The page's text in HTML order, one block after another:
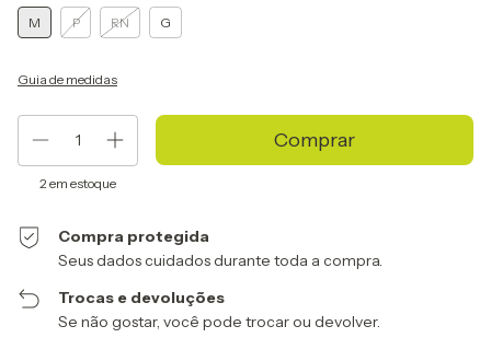
M P RN G
Guia de medidas
2 em estoque
Compra protegida
Seus dados cuidados durante toda a compra.
Trocas e devoluções
Se não gostar, você pode trocar ou devolver.